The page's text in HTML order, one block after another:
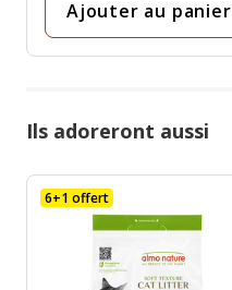
Ajouter au panier
Ils adoreront aussi
6+1 offert